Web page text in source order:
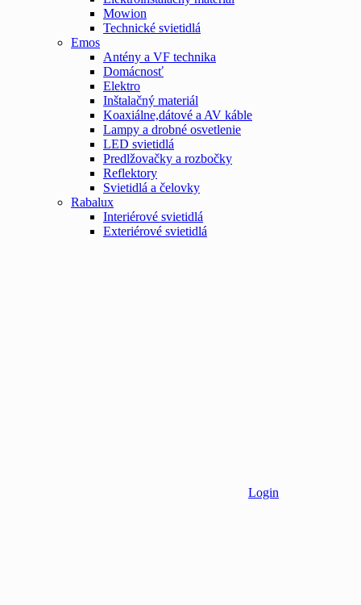
Mowion
Technické svietidlá
Emos
Antény a VF technika
Domácnosť
Elektro
Inštalačný materiál
Koaxiálne,dátové a AV káble
Lampy a drobné osvetlenie
LED svietidlá
Predlžovačky a rozbočky
Reflektory
Svietidlá a čelovky
Rabalux
Interiérové svietidlá
Exteriérové svietidlá
Login